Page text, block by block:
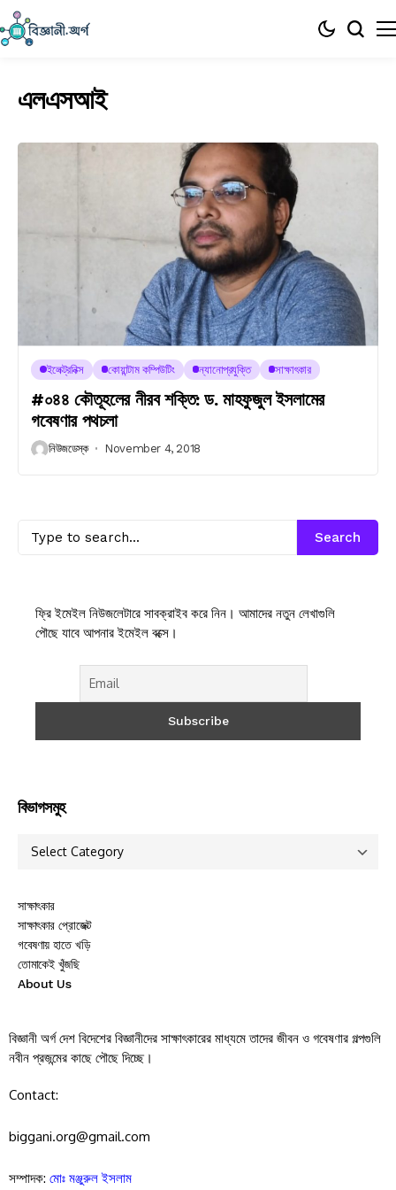
এলএসআই
ইলেক্ট্রনিক্স কোয়ান্টাম কম্পিউটিং ন্যানোপ্রযুক্তি সাক্ষাৎকার
#০৪৪ কৌতূহলের নীরব শক্তি: ড. মাহফুজুল ইসলামের
গবেষণার পথচলা
নিউজডেস্ক November 4, 2018
Search
ফ্রি ইমেইল নিউজলেটারে সাবক্রাইব করে নিন। আমাদের নতুন লেখাগুলি
পৌছে যাবে আপনার ইমেইল বক্সে।
বিভাগসমুহ
সাক্ষাৎকার
সাক্ষাৎকার প্রোজেক্ট
গবেষণায় হাতে খড়ি
তোমাকেই খুঁজছি
About Us
বিজ্ঞানী অর্গ দেশ বিদেশের বিজ্ঞানীদের সাক্ষাৎকারের মাধ্যমে তাদের জীবন ও গবেষণার গল্পগুলি
নবীন প্রজন্মের কাছে পৌছে দিচ্ছে।
Contact:
biggani.org@gmail.com
সম্পাদক: মোঃ মঞ্জুরুল ইসলাম